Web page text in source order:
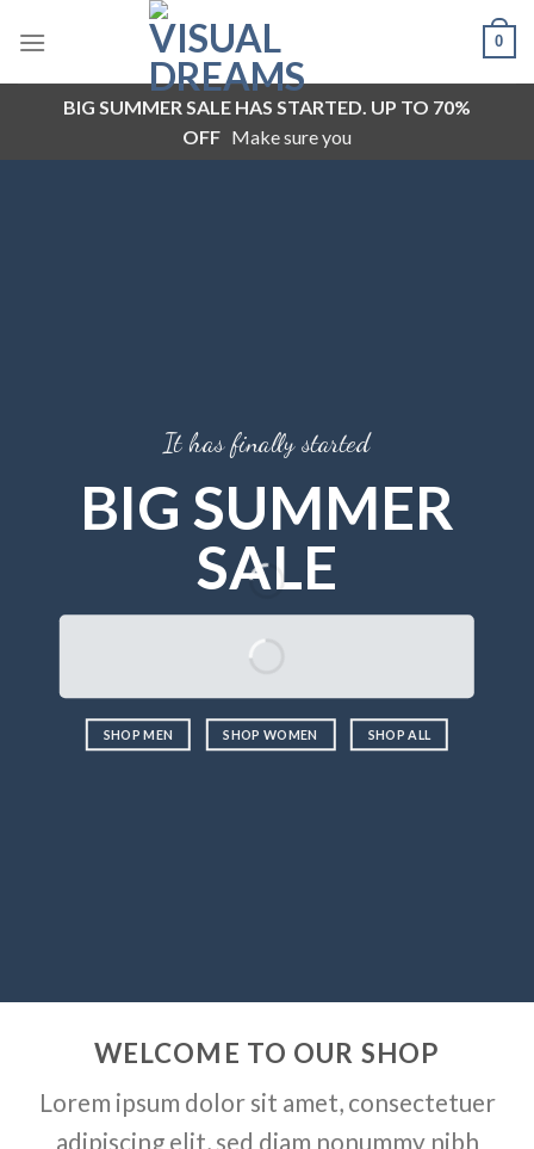
0
BIG SUMMER SALE HAS STARTED. UP TO 70%
OFF Make sure you
It has finally started
BIG SUMMER
SALE
SHOP MEN SHOP WOMEN SHOP ALL
WELCOME TO OUR SHOP
Lorem ipsum dolor sit amet, consectetuer
adipiscing elit, sed diam nonummy nibh